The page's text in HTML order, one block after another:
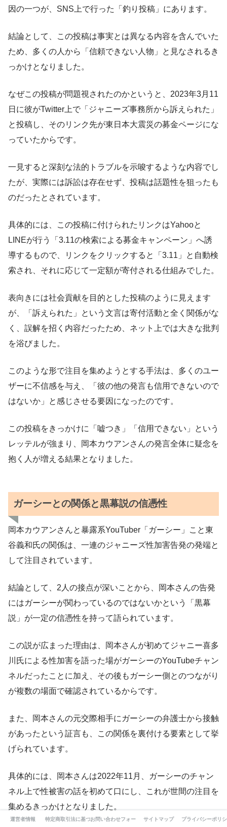
因の一つが、SNS上で行った「釣り投稿」にあります。
結論として、この投稿は事実とは異なる内容を含んでいた
ため、多くの人から「信頼できない人物」と見なされるき
っかけとなりました。
なぜこの投稿が問題視されたのかというと、2023年3月11
日に彼がTwitter上で「ジャニーズ事務所から訴えられた」
と投稿し、そのリンク先が東日本大震災の募金ページにな
っていたからです。
一見すると深刻な法的トラブルを示唆するような内容でし
たが、実際には訴訟は存在せず、投稿は話題性を狙ったも
のだったとされています。
具体的には、この投稿に付けられたリンクはYahooと
LINEが行う「3.11の検索による募金キャンペーン」へ誘
導するもので、リンクをクリックすると「3.11」と自動検
索され、それに応じて一定額が寄付される仕組みでした。
表向きには社会貢献を目的とした投稿のように見えます
が、「訴えられた」という文言は寄付活動と全く関係がな
く、誤解を招く内容だったため、ネット上では大きな批判
を浴びました。
このような形で注目を集めようとする手法は、多くのユー
ザーに不信感を与え、「彼の他の発言も信用できないので
はないか」と感じさせる要因になったのです。
この投稿をきっかけに「嘘つき」「信用できない」という
レッテルが強まり、岡本カウアンさんの発言全体に疑念を
抱く人が増える結果となりました。
ガーシーとの関係と黒幕説の信憑性
岡本カウアンさんと暴露系YouTuber「ガーシー」こと東
谷義和氏の関係は、一連のジャニーズ性加害告発の発端と
して注目されています。
結論として、2人の接点が深いことから、岡本さんの告発
にはガーシーが関わっているのではないかという「黒幕
説」が一定の信憑性を持って語られています。
この説が広まった理由は、岡本さんが初めてジャニー喜多
川氏による性加害を語った場がガーシーのYouTubeチャン
ネルだったことに加え、その後もガーシー側とのつながり
が複数の場面で確認されているからです。
また、岡本さんの元交際相手にガーシーの弁護士から接触
があったという証言も、この関係を裏付ける要素として挙
げられています。
具体的には、岡本さんは2022年11月、ガーシーのチャン
ネル上で性被害の話を初めて口にし、これが世間の注目を
集めるきっかけとなりました。
運営者情報 特定商取引法に基づく表記お問い合わせフォーム サイトマップ プライバシーポリ